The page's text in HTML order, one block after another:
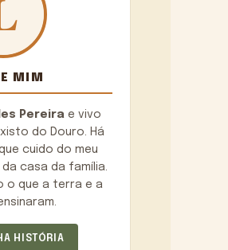
MIM
Pereirae vivo
do Douro. Há
cuido do meu
casa da família.
o que a terra e a
HISTÓRIA